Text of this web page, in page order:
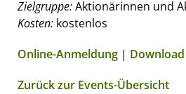
Zielgruppe:Aktionärinnen und
Kosten: kostenlos
Online-Anmeldung |
Zurück zur Events-Übersicht